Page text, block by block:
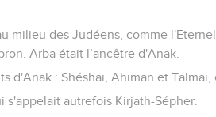
milieu des Judéens, comme
Arba était l’ancêtre d'Anak.
d'Anak : Shéshaï, Ahiman et Talmaï,
autrefois Kirjath-Sépher.